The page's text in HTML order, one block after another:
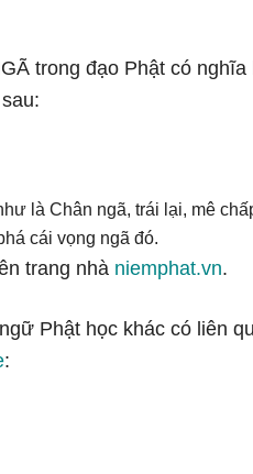
trong đạo Phật có nghĩa
là Chân ngã, trái lại, mê
cái vọng ngã đó.
trang nhà niemphat.vn.
Phật học khác có liên
: